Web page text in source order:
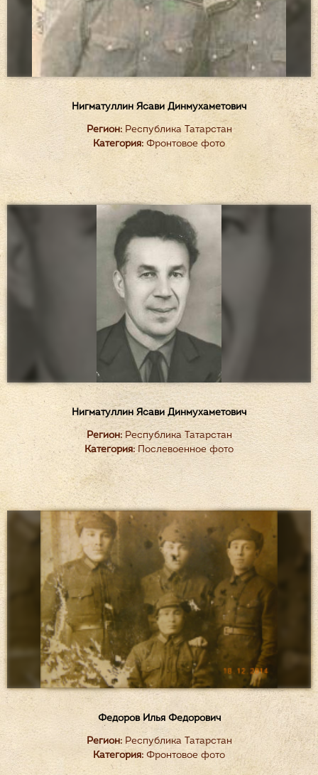
Нигматуллин Ясави Динмухаметович
Регион:Республика Татарстан
Категория: Фронтовое фото
Нигматуллин Ясави Динмухаметович
Регион:Республика Татарстан
Категория:Послевоенное фото
Федоров Илья Федорович
Регион:Республика Татарстан
Категория: Фронтовое фото